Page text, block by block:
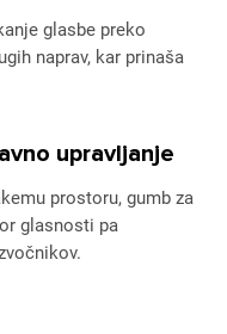
glasbe preko
naprav, kar prinaša
upravljanje
prostoru, gumb za
glasnosti pa